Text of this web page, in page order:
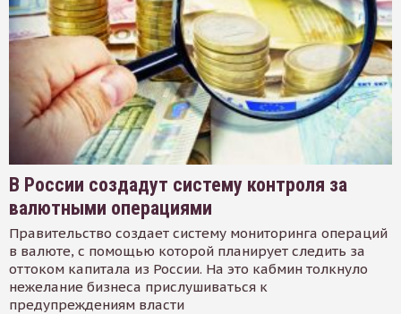
В России создадут систему контроля за
валютными операциями
Правительство создает систему мониторинга операций
в валюте, с помощью которой планирует следить за
оттоком капитала из России. На это кабмин толкнуло
нежелание бизнеса прислушиваться к
предупреждениям власти